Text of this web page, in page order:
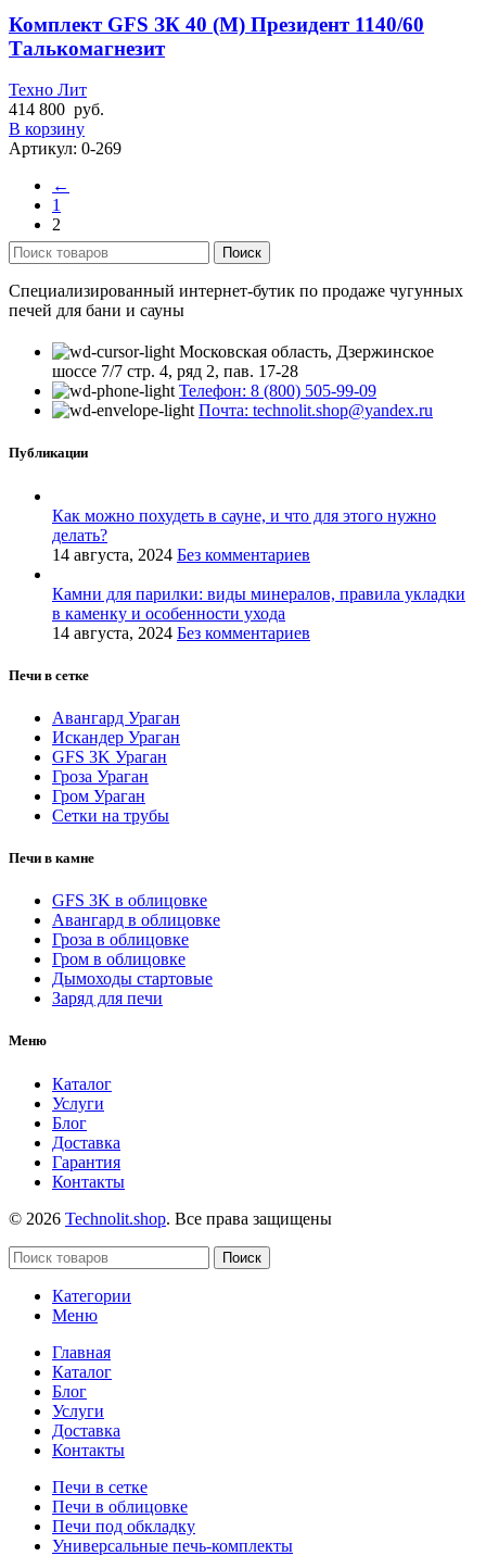
Комплект GFS ЗК 40 (М) Президент 1140/60
Талькомагнезит
Техно Лит
414 800 руб.
В корзину
Артикул: 0-269
←
1
2
Поиск
Специализированный интернет-бутик по продаже чугунных
печей для бани и сауны
Московская область, Дзержинское
шоссе 7/7 стр. 4, ряд 2, пав. 17-28
Телефон: 8 (800) 505-99-09
Почта: technolit.shop@yandex.ru
Публикации
Как можно похудеть в сауне, и что для этого нужно
делать?
14 августа, 2024 Без комментариев
Камни для парилки: виды минералов, правила укладки
в каменку и особенности ухода
14 августа, 2024 Без комментариев
Печи в сетке
Авангард Ураган
Искандер Ураган
GFS 3K Ураган
Гроза Ураган
Гром Ураган
Сетки на трубы
Печи в камне
GFS 3K в облицовке
Авангард в облицовке
Гроза в облицовке
Гром в облицовке
Дымоходы стартовые
Заряд для печи
Меню
Каталог
Услуги
Блог
Доставка
Гарантия
Контакты
© 2026 Technolit.shop. Все права защищены
Поиск
Категории
Меню
Главная
Каталог
Блог
Услуги
Доставка
Контакты
Печи в сетке
Печи в облицовке
Печи под обкладку
Универсальные печь-комплекты